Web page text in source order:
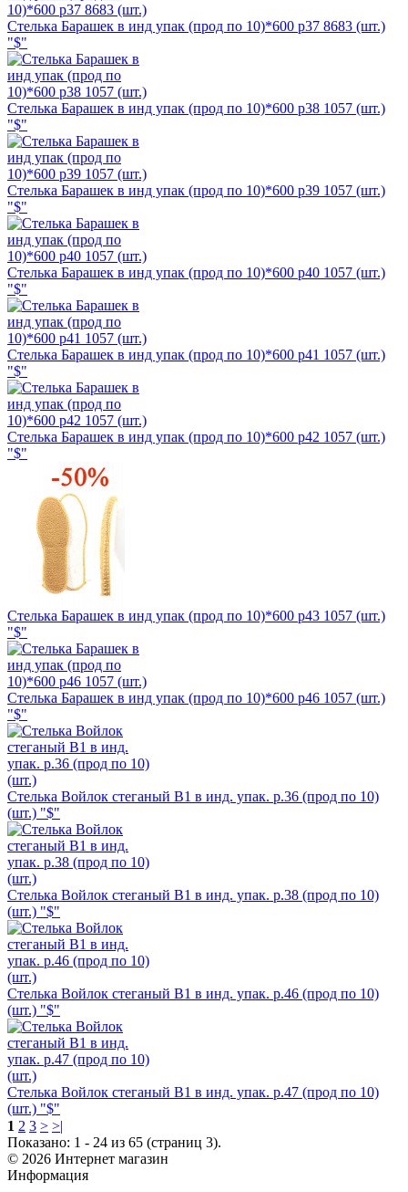
Стелька Барашек в инд упак (прод по 10)*600 р37 8683 (шт.)
"$"
Стелька Барашек в инд упак (прод по 10)*600 р38 1057 (шт.)
"$"
Стелька Барашек в инд упак (прод по 10)*600 р39 1057 (шт.)
"$"
Стелька Барашек в инд упак (прод по 10)*600 р40 1057 (шт.)
"$"
Стелька Барашек в инд упак (прод по 10)*600 р41 1057 (шт.)
"$"
Стелька Барашек в инд упак (прод по 10)*600 р42 1057 (шт.)
"$"
Стелька Барашек в инд упак (прод по 10)*600 р43 1057 (шт.)
"$"
Стелька Барашек в инд упак (прод по 10)*600 р46 1057 (шт.)
"$"
Стелька Войлок стеганый В1 в инд. упак. р.36 (прод по 10)
(шт.) "$"
Стелька Войлок стеганый В1 в инд. упак. р.38 (прод по 10)
(шт.) "$"
Стелька Войлок стеганый В1 в инд. упак. р.46 (прод по 10)
(шт.) "$"
Стелька Войлок стеганый В1 в инд. упак. р.47 (прод по 10)
(шт.) "$"
1 2 3 > >|
Показано: 1 - 24 из 65 (страниц 3).
© 2026 Интернет магазин
Информация